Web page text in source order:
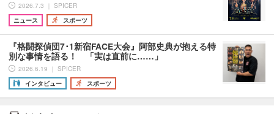
2026.7.3 ｜ SPICER
ニュース
スポーツ
『格闘探偵団7･1新宿FACE大会』阿部史典が抱える特
別な事情を語る！ 「実は直前に……」
2026.6.19 ｜ SPICER
インタビュー
スポーツ